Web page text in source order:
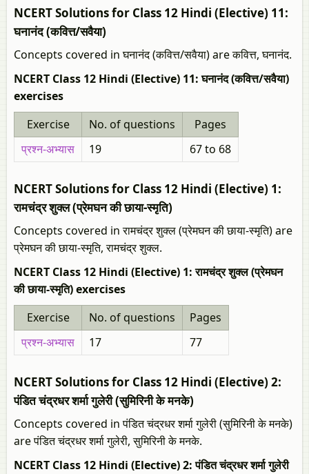
NCERT Solutions for Class 12 Hindi (Elective) 11:
घनानंद (कवित्त/सवैया)
Concepts covered in घनानंद (कवित्त/सवैया) are कवित्त, घनानंद.
NCERT Class 12 Hindi (Elective) 11: घनानंद (कवित्त/सवैया)
exercises
Exercise
No. of questions
Pages
प्रश्न-अभ्यास
19 67 to 68
NCERT Solutions for Class 12 Hindi (Elective) 1:
रामचंद्र शुक्ल (प्रेमघन की छाया-स्मृति)
Concepts covered in रामचंद्र शुक्ल (प्रेमघन की छाया-स्मृति) are
प्रेमघन की छाया-स्मृति, रामचंद्र शुक्ल.
NCERT Class 12 Hindi (Elective) 1: रामचंद्र शुक्ल (प्रेमघन
की छाया-स्मृति) exercises
Exercise
No. of questions
Pages
प्रश्न-अभ्यास
17 77
NCERT Solutions for Class 12 Hindi (Elective) 2:
पंडित चंद्रधर शर्मा गुलेरी (सुमिरिनी के मनके)
Concepts covered in पंडित चंद्रधर शर्मा गुलेरी (सुमिरिनी के मनके)
are पंडित चंद्रधर शर्मा गुलेरी, सुमिरिनी के मनके.
NCERT Class 12 Hindi (Elective) 2: पंडित चंद्रधर शर्मा गुलेरी